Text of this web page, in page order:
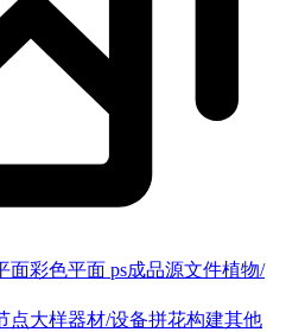
面彩色平面 ps成品源文件植物/
点大样器材/设备拼花构建其他